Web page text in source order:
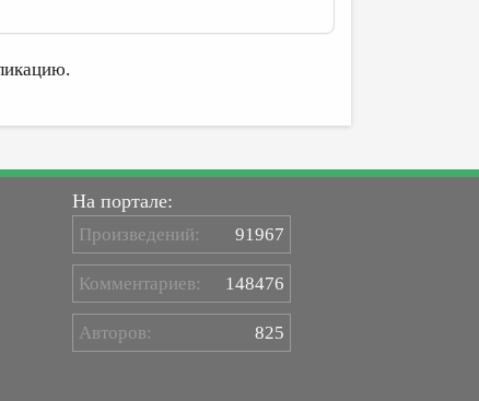
На портале:
Произведений: 91967
Комментариев: 148476
Авторов: 825